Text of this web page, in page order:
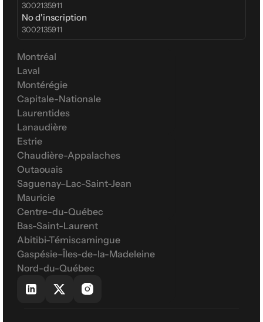
3002135911
No d'inscription
3002135911
Montréal
Laval
Montérégie
Capitale-Nationale
Laurentides
Lanaudière
Estrie
Chaudière-Appalaches
Outaouais
Saguenay–Lac-Saint-Jean
Mauricie
Centre-du-Québec
Bas-Saint-Laurent
Abitibi-Témiscamingue
Gaspésie–Îles-de-la-Madeleine
Nord-du-Québec